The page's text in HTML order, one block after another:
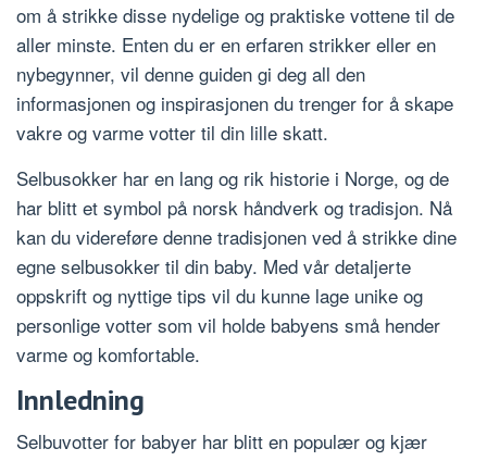
om å strikke disse nydelige og praktiske vottene til de
aller minste. Enten du er en erfaren strikker eller en
nybegynner, vil denne guiden gi deg all den
informasjonen og inspirasjonen du trenger for å skape
vakre og varme votter til din lille skatt.
Selbusokker har en lang og rik historie i Norge, og de
har blitt et symbol på norsk håndverk og tradisjon. Nå
kan du videreføre denne tradisjonen ved å strikke dine
egne selbusokker til din baby. Med vår detaljerte
oppskrift og nyttige tips vil du kunne lage unike og
personlige votter som vil holde babyens små hender
varme og komfortable.
Innledning
Selbuvotter for babyer har blitt en populær og kjær